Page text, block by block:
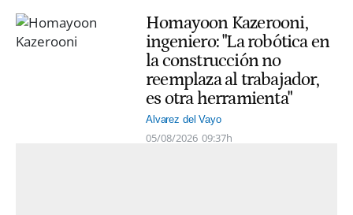
Homayoon Kazerooni,
ingeniero: "La robótica en
la construcción no
reemplaza al trabajador,
es otra herramienta"
Alvarez del Vayo
05/08/2026 09:37h